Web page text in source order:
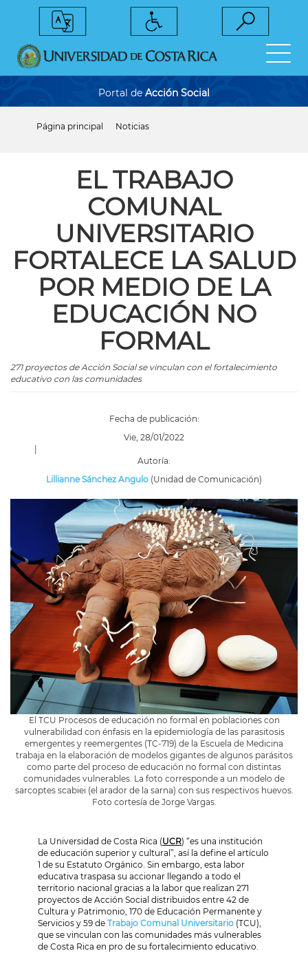
Portal de Acción Social
Página principal Noticias
EL TRABAJO
COMUNAL
UNIVERSITARIO
FORTALECE LA SALUD
POR MEDIO DE LA
EDUCACIÓN NO
FORMAL
271 proyectos de Acción Social se vinculan con el fortalecimiento
educativo con las comunidades
Fecha de publicación:
Vie, 28/01/2022
|
Autoría:
Lillianne Sánchez Angulo (Unidad de Comunicación)
El TCU Procesos de educación no formal en poblaciones con
vulnerabilidad con énfasis en la epidemiología de las parasitosis
emergentes y reemergentes (TC-719) de la Escuela de Medicina
trabaja en la elaboración de modelos gigantes de algunos parásitos
como parte del proceso de educación no formal con distintas
comunidades vulnerables. La foto corresponde a un modelo de
sarcoptes scabiei (el arador de la sarna) con sus respectivos huevos.
Foto cortesía de Jorge Vargas.
La Universidad de Costa Rica (UCR) “es una institución
de educación superior y cultural”, así la define el artículo
1 de su Estatuto Orgánico. Sin embargo, esta labor
educativa traspasa su accionar llegando a todo el
territorio nacional gracias a la labor que realizan 271
proyectos de Acción Social distribuidos entre 42 de
Cultura y Patrimonio, 170 de Educación Permanente y
Servicios y 59 de Trabajo Comunal Universitario (TCU),
que se vinculan con las comunidades más vulnerables
de Costa Rica en pro de su fortalecimiento educativo.